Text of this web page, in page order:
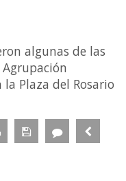
algunas de las
Plaza del Rosario